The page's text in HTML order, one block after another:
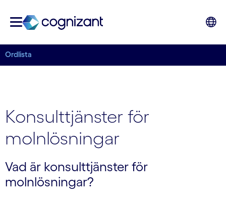
Ordlista
Konsulttjänster för
molnlösningar
Vad är konsulttjänster för
molnlösningar?